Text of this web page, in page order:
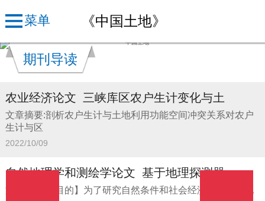
菜单 《中国土地》
期刊导读
农业经济论文_三峡库区农户生计变化与土
文章摘要:剖析农户生计与土地利用功能空间冲突关系对农户
生计与区
2022/10/09
自然地理学和测绘学论文_基于地理探测器
文章摘要:【目的】为了研究自然条件和社会经济要素对土地